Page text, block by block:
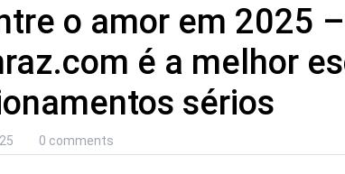
o amor em 2025
é a melhor
sérios
0 comments